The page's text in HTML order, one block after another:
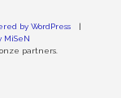
by WordPress
MiSeN
partners.